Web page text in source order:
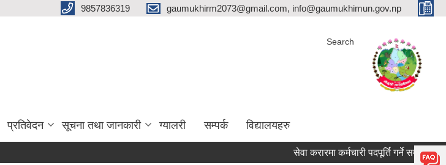
9857836319 gaumukhirm2073@gmail.com, info@gaumukhimun.gov.np
Search
प्रतिवेदन सूचना तथा जानकारी ग्यालरी सम्पर्क विद्यालयहरु
सेवा करारमा कर्मचारी पदपूर्ति गर्ने सम्बन्धी सूचना !!!